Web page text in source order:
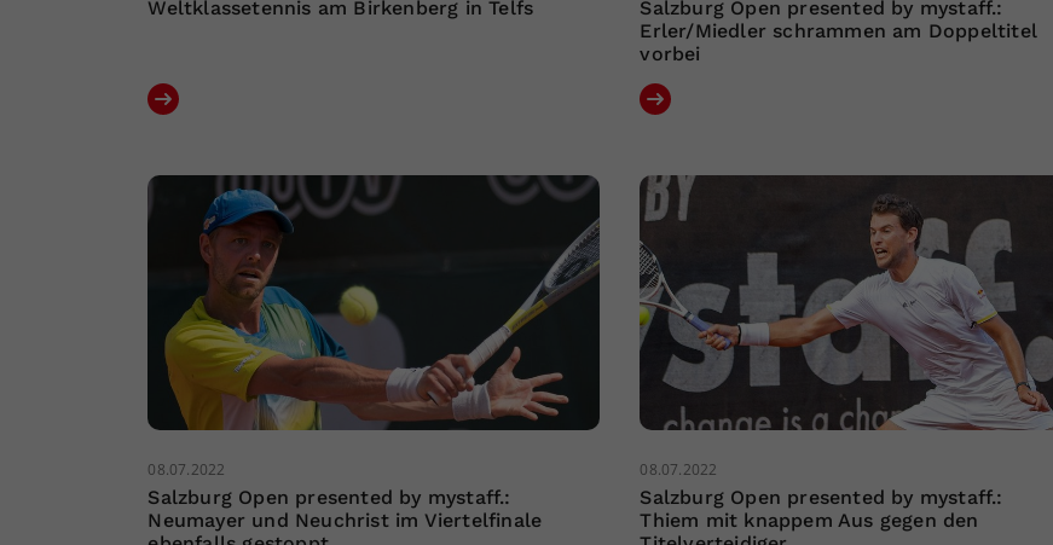
Weltklassetennis am Birkenberg in Telfs
Salzburg Open presented by mystaff.:
Erler/Miedler schrammen am Doppeltitel
vorbei
08.07.2022
Salzburg Open presented by mystaff.:
Neumayer und Neuchrist im Viertelfinale
08.07.2022
Salzburg Open presented by mystaff.:
Thiem mit knappem Aus gegen den